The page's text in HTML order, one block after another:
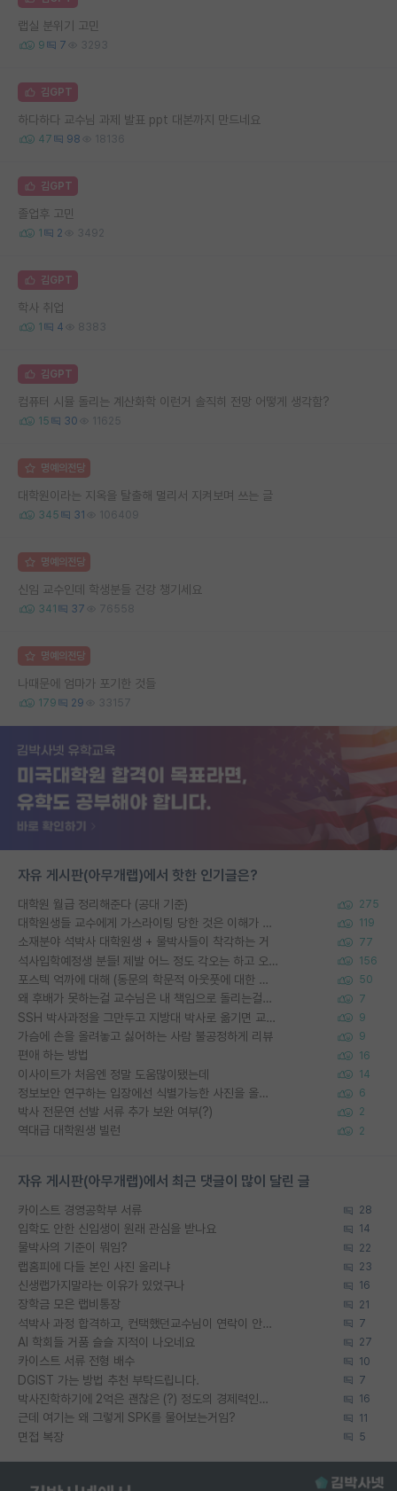
랩실 분위기 고민
9 7 3293
김GPT
하다하다 교수님 과제 발표 ppt 대본까지 만드네요
47 98 18136
김GPT
졸업후 고민
1 2 3492
김GPT
학사 취업
1 4 8383
김GPT
컴퓨터 시뮬 돌리는 계산화학 이런거 솔직히 전망 어떻게 생각함?
15 30 11625
명예의전당
대학원이라는 지옥을 탈출해 멀리서 지켜보며 쓰는 글
345 31 106409
명예의전당
신임 교수인데 학생분들 건강 챙기세요
341 37 76558
명예의전당
나때문에 엄마가 포기한 것들
179 29 33157
자유 게시판(아무개랩)에서 핫한 인기글은?
대학원 월급 정리해준다 (공대 기준) 275
대학원생들 교수에게 가스라이팅 당한 것은 이해가 갑니다. 안타깝네요. 119
소재분야 석박사 대학원생 + 물박사들이 착각하는 거 77
석사입학예정생 분들! 제발 어느 정도 각오는 하고 오세요. 156
포스텍 억까에 대해 (동문의 학문적 아웃풋에 대한 반박) 50
왜 후배가 못하는걸 교수님은 내 책임으로 돌리는걸까요? 7
SSH 박사과정을 그만두고 지방대 박사로 옮기면 교수의 꿈은 끝일까요? 9
가슴에 손을 올려놓고 싫어하는 사람 불공정하게 리뷰 9
편애 하는 방법 16
이사이트가 처음엔 정말 도움많이됐는데 14
정보보안 연구하는 입장에선 식별가능한 사진을 올리는건 비추이긴함 6
박사 전문연 선발 서류 추가 보완 여부(?) 2
역대급 대학원생 빌런 2
자유 게시판(아무개랩)에서 최근 댓글이 많이 달린 글
카이스트 경영공학부 서류 28
입학도 안한 신입생이 원래 관심을 받나요 14
물박사의 기준이 뭐임? 22
랩홈피에 다들 본인 사진 올리냐 23
신생랩가지말라는 이유가 있었구나 16
장학금 모은 랩비통장 21
석박사 과정 합격하고, 컨택했던교수님이 연락이 안됩니다... 7
AI 학회들 거품 슬슬 지적이 나오네요 27
카이스트 서류 전형 배수 10
DGIST 가는 방법 추천 부탁드립니다. 7
박사진학하기에 2억은 괜찮은 (?) 정도의 경제력인가요 16
근데 여기는 왜 그렇게 SPK를 물어보는거임? 11
면접 복장 5